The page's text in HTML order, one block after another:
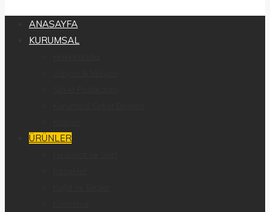
ANASAYFA
KURUMSAL
ÜRÜNLER